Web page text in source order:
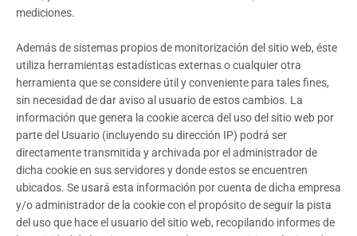
mediciones.
Además de sistemas propios de monitorización del sitio web, éste
utiliza herramientas estadísticas externas o cualquier otra
herramienta que se considere útil y conveniente para tales fines,
sin necesidad de dar aviso al usuario de estos cambios. La
información que genera la cookie acerca del uso del sitio web por
parte del Usuario (incluyendo su dirección IP) podrá ser
directamente transmitida y archivada por el administrador de
dicha cookie en sus servidores y donde estos se encuentren
ubicados. Se usará esta información por cuenta de dicha empresa
y/o administrador de la cookie con el propósito de seguir la pista
del uso que hace el usuario del sitio web, recopilando informes de